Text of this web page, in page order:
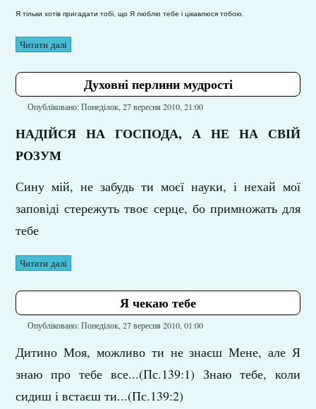
Я тільки хотів пригадати тобі, що Я люблю тебе і цікавлюся тобою.
Читати далі
Духовні перлини мудрості
Опубліковано: Понеділок, 27 вересня 2010, 21:00
НАДІЙСЯ НА ГОСПОДА, А НЕ НА СВІЙ
РОЗУМ
Сину мій, не забудь ти моєї науки, і нехай мої
заповіді стережуть твоє серце, бо примножать для
тебе
Читати далі
Я чекаю тебе
Опубліковано: Понеділок, 27 вересня 2010, 01:00
Дитино Моя, можливо ти не знаєш Мене, але Я
знаю про тебе все...(Пс.139:1) Знаю тебе, коли
сидиш і встаєш ти...(Пс.139:2)